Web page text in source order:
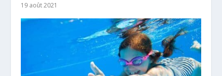
19 août 2021